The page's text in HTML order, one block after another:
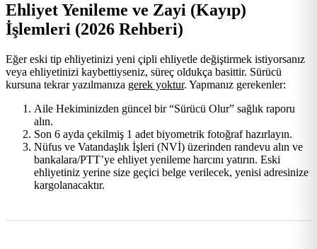
Ehliyet Yenileme ve Zayi (Kayıp)
İşlemleri (2026 Rehberi)
Eğer eski tip ehliyetinizi yeni çipli ehliyetle değiştirmek istiyorsanız
veya ehliyetinizi kaybettiyseniz, süreç oldukça basittir. Sürücü
kursuna tekrar yazılmanıza gerek yoktur. Yapmanız gerekenler:
Aile Hekiminizden güncel bir “Sürücü Olur” sağlık raporu
alın.
Son 6 ayda çekilmiş 1 adet biyometrik fotoğraf hazırlayın.
Nüfus ve Vatandaşlık İşleri (NVİ) üzerinden randevu alın ve
bankalara/PTT’ye ehliyet yenileme harcını yatırın. Eski
ehliyetiniz yerine size geçici belge verilecek, yenisi adresinize
kargolanacaktır.